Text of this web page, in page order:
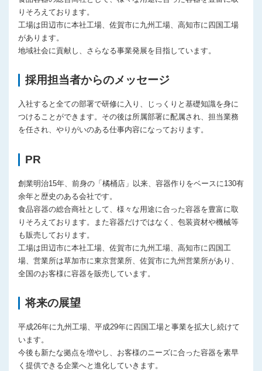
りそろえております。
工場は田辺市に本社工場、佐賀市に九州工場、高知市に四国工場
があります。
地域社会に貢献し、さらなる事業発展を目指しています。
採用担当者からのメッセージ
入社すると全ての部署で研修に入り、じっくりと基礎知識を身に
つけることができます。その後は所属部署に配属され、担当業務
を任され、やりがいのある仕事内容になっております。
PR
創業明治15年、前身の「橘桶店」以来、容器作りをベースに130有
余年と歴史のある会社です。
食品容器の総合商社として、様々な用途に合った容器を豊富に取
りそろえております。また容器だけではなく、包装資材や機械等
も販売しております。
工場は田辺市に本社工場、佐賀市に九州工場、高知市に四国工
場、営業所は草加市に東京営業所、佐賀市に九州営業所があり、
全国のお客様に容器を販売しています。
将来の展望
平成26年に九州工場、平成29年に四国工場と事業を拡大し続けて
います。
今後も新たな拠点を増やし、お客様のニーズに合った容器を素早
く提供できる企業へと進化していきます。